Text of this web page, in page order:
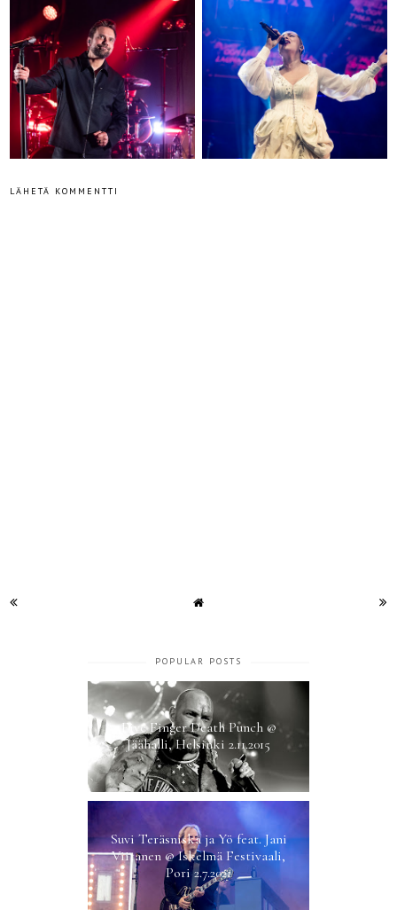
LÄHETÄ KOMMENTTI
POPULAR POSTS
Five Finger Death Punch @
Jäähalli, Helsinki 2.11.2015
Suvi Teräsniska ja Yö feat. Jani
Viitanen @ Iskelmä Festivaali,
Pori 2.7.2021